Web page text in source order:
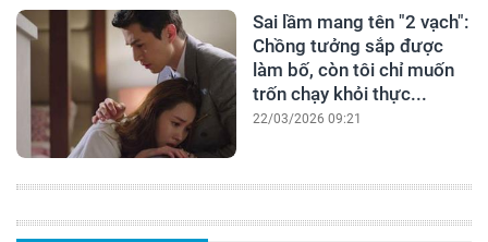
Sai lầm mang tên "2 vạch":
Chồng tưởng sắp được
làm bố, còn tôi chỉ muốn
trốn chạy khỏi thực...
22/03/2026 09:21